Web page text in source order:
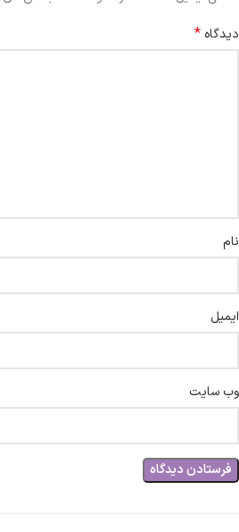
دیدگاه *
نام
ایمیل
وب‌ سایت